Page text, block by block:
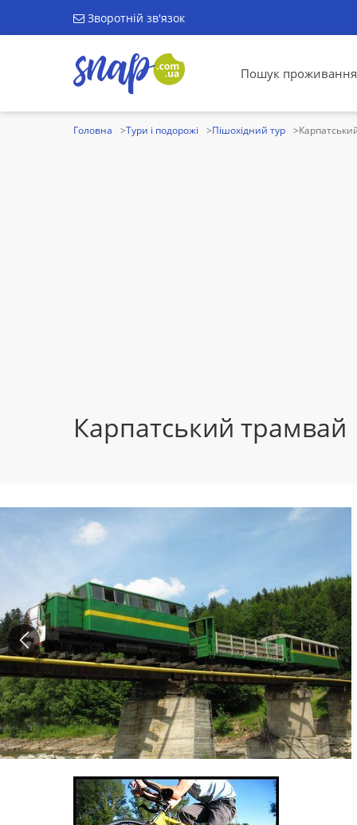
Зворотній зв'язок
Пошук проживання
Головна Тури і подорожі Пішохідний тур
Карпатський трамвай